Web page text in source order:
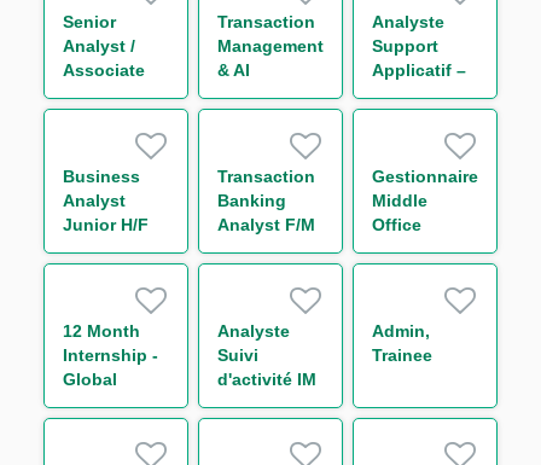
Trésorerie
H/F
Senior
Analyst /
Associate
Leveraged
Transaction
Management
& AI
Innovation
Analyste
Support
Applicatif –
Global
Office H/F
Business
Analyst
Junior H/F
Transaction
Banking
Analyst F/M
Gestionnaire
Middle
Office
Titrisation
12 Month
Internship -
Global
Markets
Operations -
Analyste
Suivi
d'activité IM
& Collateral
Admin,
Trainee